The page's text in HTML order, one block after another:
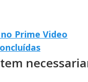
Prime Video